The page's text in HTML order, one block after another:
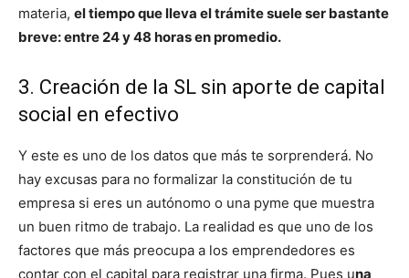
materia, el tiempo que lleva el trámite suele ser bastante
breve: entre 24 y 48 horas en promedio.
3. Creación de la SL sin aporte de capital
social en efectivo
Y este es uno de los datos que más te sorprenderá. No
hay excusas para no formalizar la constitución de tu
empresa si eres un autónomo o una pyme que muestra
un buen ritmo de trabajo. La realidad es que uno de los
factores que más preocupa a los emprendedores es
contar con el capital para registrar una firma. Pues una